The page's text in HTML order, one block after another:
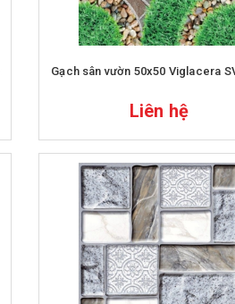
Gạch sân vườn 50x50 Viglacera
Liên hệ